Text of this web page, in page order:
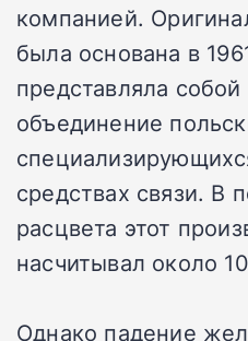
компанией.
была основана в
представляла
объединение
средствах связи. В
расцвета этот
насчитывал около
Однако падение